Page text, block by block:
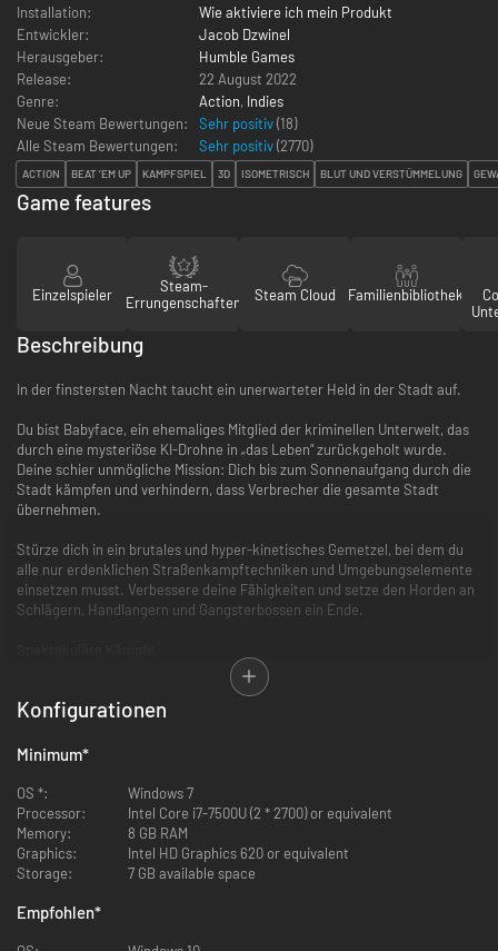
Installation:
Wie aktiviere ich mein Produkt
Entwickler:
Jacob Dzwinel
Herausgeber:
Humble Games
Release:
22 August 2022
Genre:
Action, Indies
Neue Steam Bewertungen:
Sehr positiv(18)
Alle Steam Bewertungen:
Sehr positiv(2770)
ACTION BEAT ’EM UP KAMPFSPIEL 3D ISOMETRISCH BLUT UND VERSTÜMMELUNG
Game features
Einzelspieler
Steam-
Errungenschaften
Steam Cloud Familienbibliothek
Beschreibung
In der finstersten Nacht taucht ein unerwarteter Held in der Stadt auf.
Du bist Babyface, ein ehemaliges Mitglied der kriminellen Unterwelt, das
durch eine mysteriöse KI-Drohne in „das Leben“ zurückgeholt wurde.
Deine schier unmögliche Mission: Dich bis zum Sonnenaufgang durch die
Stadt kämpfen und verhindern, dass Verbrecher die gesamte Stadt
übernehmen.
Stürze dich in ein brutales und hyper-kinetisches Gemetzel, bei dem du
alle nur erdenklichen Straßenkampftechniken und Umgebungselemente
einsetzen musst. Verbessere deine Fähigkeiten und setze den Horden an
Schlägern, Handlangern und Gangsterbossen ein Ende.
Stelle dich Wellen von Gegnern mit filmreifer Raffinesse. Schlage,
umgehe, kontere und erledige deine Feinde mit flüssigen und intuitiven
Kampfbewegungen, die von Motion Artist und Stunt Performer Eric
passt du die Action ganz nach deinen Vorlieben an.
Meisterhafte Kampfkunst
Steigere, verbessere und verfolge einen breit gefächerten Skilltree, in
dem du zahlreichende verheerende Kampf-Moves lernen kannst.
Entwickle deinen unverkennbaren Stil und meistere phänomenale
Kombos, die die Verbrecher vor Angst erzittern lassen.
Unschlagbares Arsenal
Konfigurationen
Minimum*
OS *:
Windows 7
Processor:
Intel Core i7-7500U (2 * 2700) or equivalent
Memory:
8 GB RAM
Graphics:
Intel HD Graphics 620 or equivalent
Storage:
7 GB available space
Empfohlen*